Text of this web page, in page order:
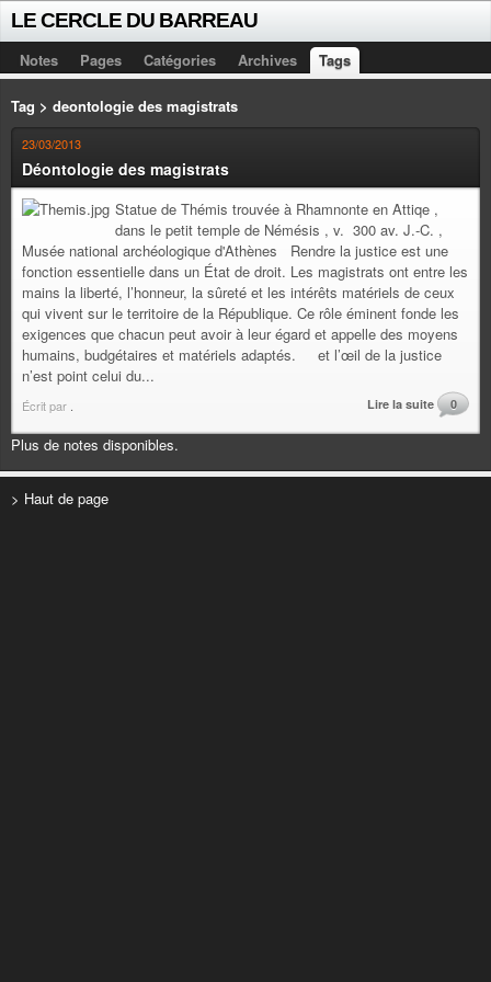
LE CERCLE DU BARREAU
Notes Pages Catégories Archives Tags
Tag > deontologie des magistrats
23/03/2013
Déontologie des magistrats
Statue de Thémis trouvée à Rhamnonte en Attiqe ,
dans le petit temple de Némésis , v. 300 av. J.-C. ,
Musée national archéologique d'Athènes Rendre la justice est une
fonction essentielle dans un État de droit. Les magistrats ont entre les
mains la liberté, l’honneur, la sûreté et les intérêts matériels de ceux
qui vivent sur le territoire de la République. Ce rôle éminent fonde les
exigences que chacun peut avoir à leur égard et appelle des moyens
humains, budgétaires et matériels adaptés. et l’œil de la justice
n’est point celui du...
Écrit par Lire la suite 0
Plus de notes disponibles.
> Haut de page